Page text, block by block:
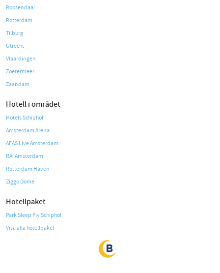
Roosendaal
Rotterdam
Tilburg
Utrecht
Vlaardingen
Zoetermeer
Zaandam
Hotell i området
Hotels Schiphol
Amsterdam Arena
AFAS Live Amsterdam
RAI Amsterdam
Rotterdam Haven
Ziggo Dome
Hotellpaket
Park Sleep Fly Schiphol
Visa alla hotellpaket